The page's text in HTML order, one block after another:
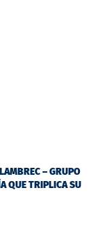
– GRUPO
QUE TRIPLICA SU